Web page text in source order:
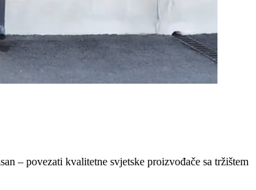
– povezati kvalitetne svjetske proizvođače sa tržištem